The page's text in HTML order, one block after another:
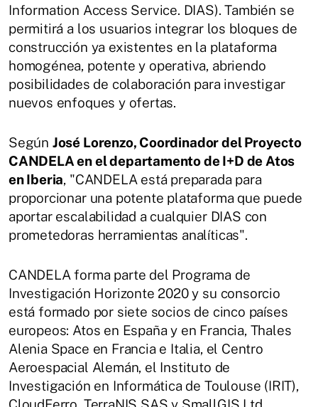
Information Access Service. DIAS). También se
permitirá a los usuarios integrar los bloques de
construcción ya existentes en la plataforma
homogénea, potente y operativa, abriendo
posibilidades de colaboración para investigar
nuevos enfoques y ofertas.
Según José Lorenzo, Coordinador del Proyecto
CANDELA en el departamento de I+D de Atos
en Iberia, "CANDELA está preparada para
proporcionar una potente plataforma que puede
aportar escalabilidad a cualquier DIAS con
prometedoras herramientas analíticas".
CANDELA forma parte del Programa de
Investigación Horizonte 2020 y su consorcio
está formado por siete socios de cinco países
europeos: Atos en España y en Francia, Thales
Alenia Space en Francia e Italia, el Centro
Aeroespacial Alemán, el Instituto de
Investigación en Informática de Toulouse (IRIT),